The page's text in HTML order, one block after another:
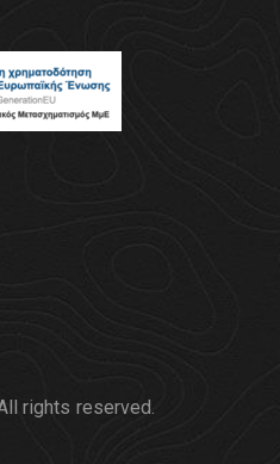
rights reserved.